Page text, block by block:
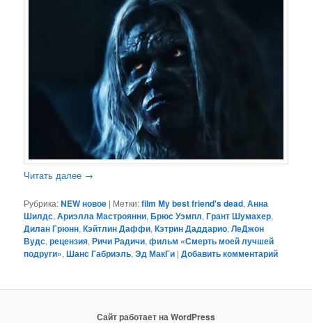
Читать далее →
Рубрика:NEW новое | Метки:film My best friend's dead,Анна
Шилдс,Ариэлла Мастроянни,Брюс Уэмпл,Грант Шумахер,
Дилан Грюнн,Кэйтлин Даффи,Кэтрин Даддарио,ЛеДжон
Вудс,рецензия,Ричи Радичи,фильм «Смерть моей лучшей
подруги»,Шанс Габриэль,Эд МакГи |Добавить комментарий
Сайт работает на WordPress